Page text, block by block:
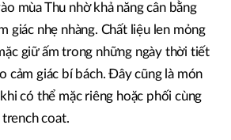
mùa Thu nhờ khả năng cân bằng
giác nhẹ nhàng. Chất liệu len mỏng
giữ ấm trong những ngày thời tiết
cảm giác bí bách. Đây cũng là món
có thể mặc riêng hoặc phối cùng
trench coat.